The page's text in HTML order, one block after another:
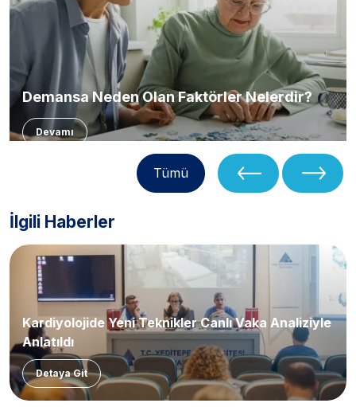
Demansa Neden Olan Faktörler Nelerdir?
Devamı
Tümü
İlgili Haberler
Kardiyolojide Yeni Teknikler Canlı Vaka Analiziyle
Anlatıldı
Detaya Git